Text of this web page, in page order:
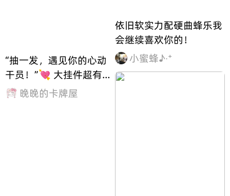
“抽一发，遇见你的心动
干员！”💘 大挂件超有质
感，小盲盒款款都想要～
晚晚的卡牌屋
依旧软实力配硬曲蜂乐我
会继续喜欢你的！
小蜜蜂♪‧⁺